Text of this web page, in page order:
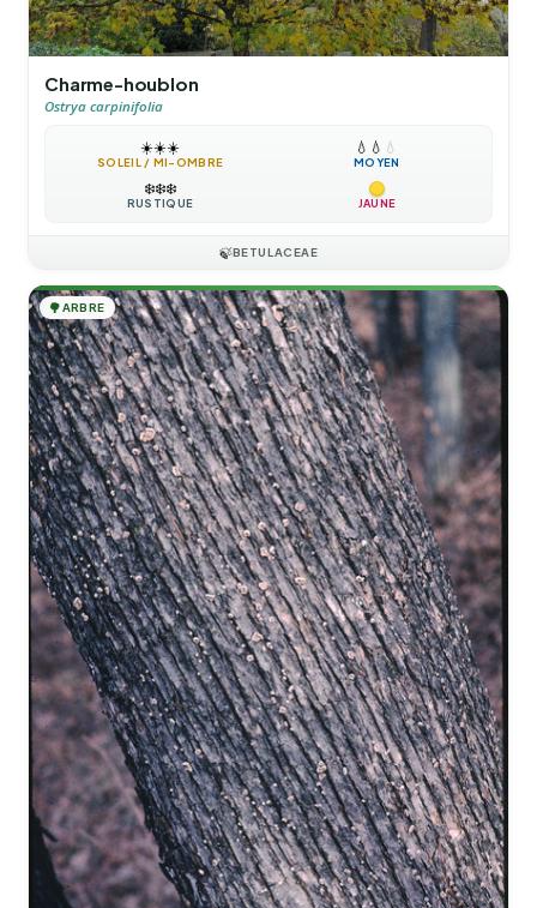
Charme-houblon
Ostrya carpinifolia
☀️☀️☀️
SOLEIL / MI-OMBRE
💧 💧 💧
MOYEN
❄️❄️❄️
RUSTIQUE JAUNE
🍃BETULACEAE
🌳ARBRE